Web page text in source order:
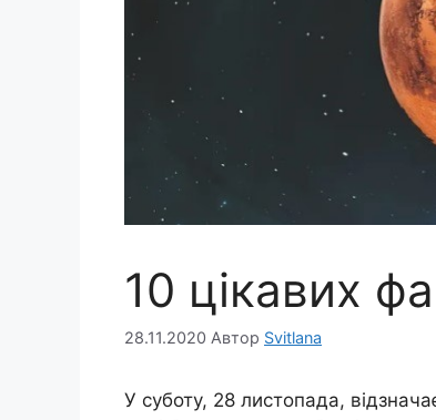
10 цікавих
28.11.2020 Автор Svitlana
У суботу, 28 листопада,